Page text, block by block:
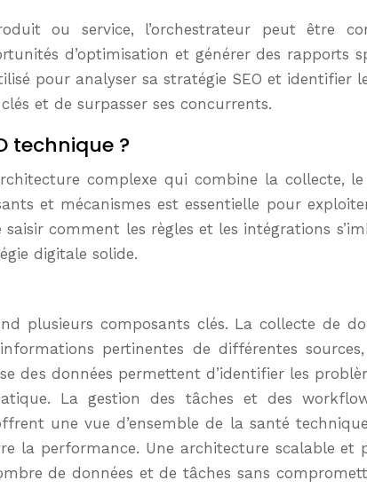
ou service, l’orchestrateur peut être
d’optimisation et générer des rapports
pour analyser sa stratégie SEO et identifier
et de surpasser ses concurrents.
technique ?
complexe qui combine la collecte,
et mécanismes est essentielle pour
comment les règles et les intégrations
digitale solide.
plusieurs composants clés. La collecte de
pertinentes de différentes
des données permettent d’identifier les
La gestion des tâches et des
une vue d’ensemble de la santé
la performance. Une architecture scalable et
de données et de tâches sans